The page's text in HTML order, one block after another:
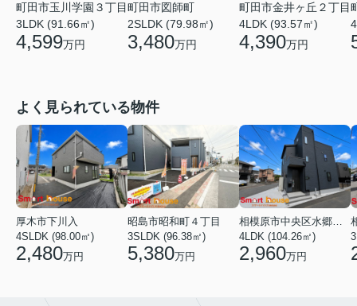
町田市玉川学園３丁目
3LDK (91.66㎡)
4,599万円
町田市図師町
2SLDK (79.98㎡)
3,480万円
町田市金井ヶ丘２丁目
4LDK (93.57㎡)
4,390万円
よく見られている物件
厚木市下川入
4SLDK (98.00㎡)
2,480万円
昭島市昭和町４丁目
3SLDK (96.38㎡)
5,380万円
相模原市中央区水郷田名２丁目
4LDK (104.26㎡)
2,960万円